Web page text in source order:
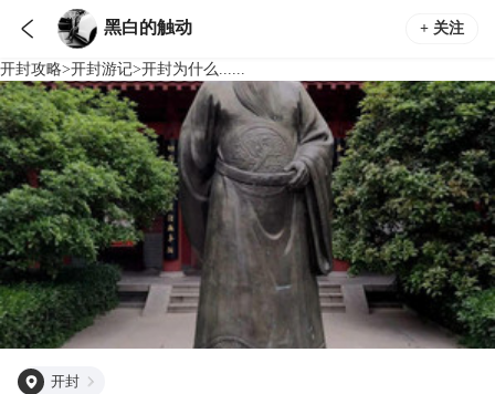
 黑白的触动 + 关注
开封攻略>开封游记>开封为什么......
开封